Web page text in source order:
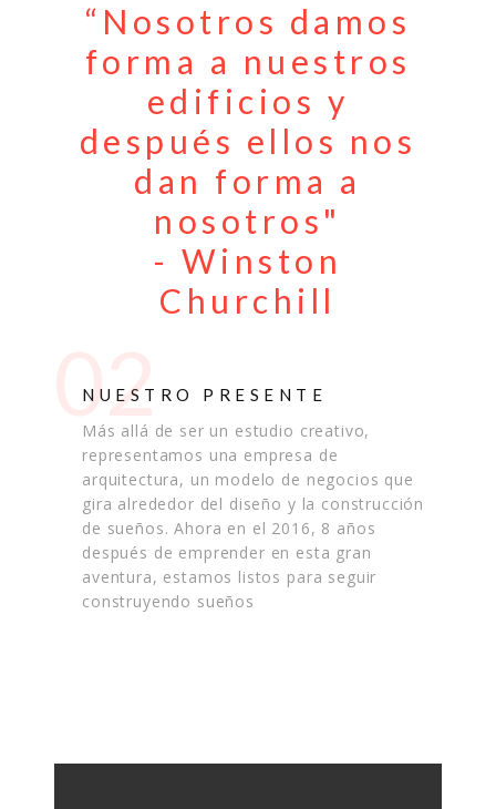
“Nosotros damos
forma a nuestros
edificios y
después ellos nos
dan forma a
nosotros"
- Winston
Churchill
NUESTRO PRESENTE
Más allá de ser un estudio creativo,
representamos una empresa de
arquitectura, un modelo de negocios que
gira alrededor del diseño y la construcción
de sueños. Ahora en el 2016, 8 años
después de emprender en esta gran
aventura, estamos listos para seguir
construyendo sueños
02